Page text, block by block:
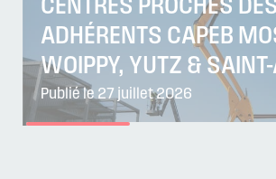
CENTRES PROCHES DES
ADHÉRENTS CAPEB
WOIPPY, YUTZ &
Publié le 27 juillet 2026